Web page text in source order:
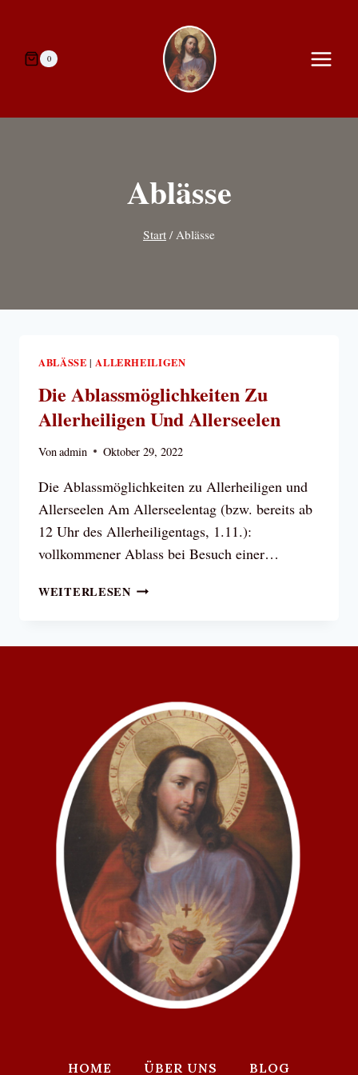
springen0
Ablässe
Start / Ablässe
ABLÄSSE |ALLERHEILIGEN
Die Ablassmöglichkeiten Zu
Allerheiligen Und Allerseelen
Vonadmin Oktober 29, 2022
Die Ablassmöglichkeiten zu Allerheiligen und
Allerseelen Am Allerseelentag (bzw. bereits ab
12 Uhr des Allerheiligentags, 1.11.):
vollkommener Ablass bei Besuch einer…
WEITERLESENDIE
ALLERHEILIGEN
HOME ÜBER UNS BLOG